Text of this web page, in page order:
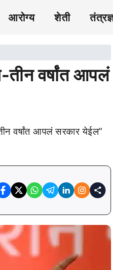
आरोग्य शेती
तीन वर्षांत आपलं
वर्षांत आपलं सरकार येईल”